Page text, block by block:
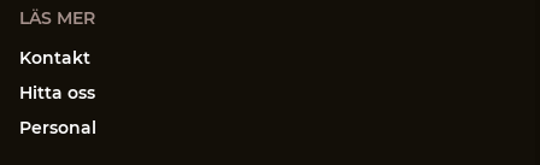
LÄS MER
Kontakt
Hitta oss
Personal